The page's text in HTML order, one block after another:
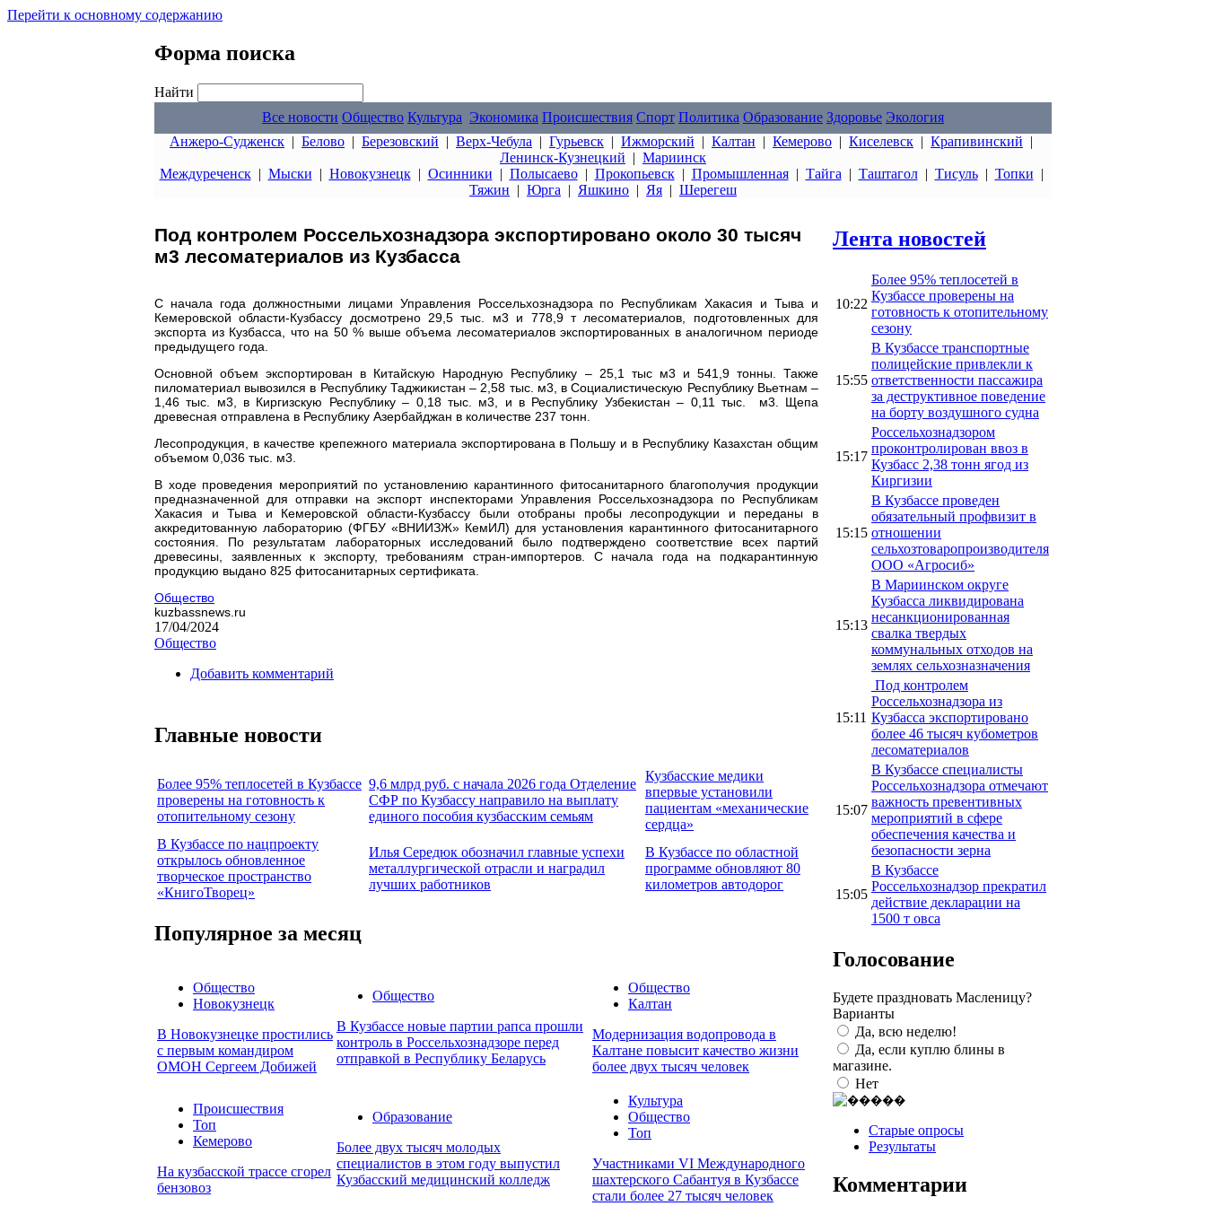
Перейти к основному содержанию
Форма поиска
Найти
Все новости Общество Культура Экономика Происшествия Спорт Политика Образование Здоровье Экология
Анжеро-Судженск | Белово | Березовский | Верх-Чебула | Гурьевск | Ижморский | Калтан | Кемерово | Киселевск | Крапивинский |
Ленинск-Кузнецкий | Мариинск
Междуреченск| Мыски | Новокузнецк| Осинники | Полысаево| Прокопьевск| Промышленная| Тайга | Таштагол| Тисуль| Топки |
Тяжин | Юрга | Яшкино | Яя | Шерегеш
Под контролем Россельхознадзора экспортировано около 30 тысяч
м3 лесоматериалов из Кузбасса
С начала года должностными лицами Управления Россельхознадзора по Республикам Хакасия и Тыва и
Кемеровской области-Кузбассу досмотрено 29,5 тыс. м3 и 778,9 т лесоматериалов, подготовленных для
экспорта из Кузбасса, что на 50 % выше объема лесоматериалов экспортированных в аналогичном периоде
предыдущего года.
Основной объем экспортирован в Китайскую Народную Республику – 25,1 тыс м3 и 541,9 тонны. Также
пиломатериал вывозился в Республику Таджикистан – 2,58 тыс. м3, в Социалистическую Республику Вьетнам –
1,46 тыс. м3, в Киргизскую Республику – 0,18 тыс. м3, и в Республику Узбекистан – 0,11 тыс. м3. Щепа
древесная отправлена в Республику Азербайджан в количестве 237 тонн.
Лесопродукция, в качестве крепежного материала экспортирована в Польшу и в Республику Казахстан общим
объемом 0,036 тыс. м3.
В ходе проведения мероприятий по установлению карантинного фитосанитарного благополучия продукции
предназначенной для отправки на экспорт инспекторами Управления Россельхознадзора по Республикам
Хакасия и Тыва и Кемеровской области-Кузбассу были отобраны пробы лесопродукции и переданы в
аккредитованную лабораторию (ФГБУ «ВНИИЗЖ» КемИЛ) для установления карантинного фитосанитарного
состояния. По результатам лабораторных исследований было подтверждено соответствие всех партий
древесины, заявленных к экспорту, требованиям стран-импортеров. С начала года на подкарантинную
продукцию выдано 825 фитосанитарных сертификата.
Общество
kuzbassnews.ru
17/04/2024
Общество
Добавить комментарий
Главные новости
Более 95% теплосетей в Кузбассе
проверены на готовность к
отопительному сезону
9,6 млрд руб. с начала 2026 года Отделение
СФР по Кузбассу направило на выплату
единого пособия кузбасским семьям
Кузбасские медики
впервые установили
пациентам «механические
сердца»
В Кузбассе по нацпроекту
открылось обновленное
творческое пространство
«КнигоТворец»
Илья Середюк обозначил главные успехи
металлургической отрасли и наградил
лучших работников
В Кузбассе по областной
программе обновляют 80
километров автодорог
Популярное за месяц
Общество
Новокузнецк
В Новокузнецке простились
с первым командиром
ОМОН Сергеем Добижей
Общество
В Кузбассе новые партии рапса прошли
контроль в Россельхознадзоре перед
отправкой в Республику Беларусь
Общество
Калтан
Модернизация водопровода в
Калтане повысит качество жизни
более двух тысяч человек
Происшествия
Топ
Кемерово
На кузбасской трассе сгорел
бензовоз
Образование
Более двух тысяч молодых
специалистов в этом году выпустил
Кузбасский медицинский колледж
Культура
Общество
Топ
Участниками VI Международного
шахтерского Сабантуя в Кузбассе
стали более 27 тысяч человек
Лента новостей
10:22
Более 95% теплосетей в
Кузбассе проверены на
готовность к отопительному
сезону
15:55
В Кузбассе транспортные
полицейские привлекли к
ответственности пассажира
за деструктивное поведение
на борту воздушного судна
15:17
Россельхознадзором
проконтролирован ввоз в
Кузбасс 2,38 тонн ягод из
Киргизии
15:15
В Кузбассе проведен
обязательный профвизит в
отношении
сельхозтоваропроизводителя
ООО «Агросиб»
15:13
В Мариинском округе
Кузбасса ликвидирована
несанкционированная
свалка твердых
коммунальных отходов на
землях сельхозназначения
15:11
Под контролем
Россельхознадзора из
Кузбасса экспортировано
более 46 тысяч кубометров
лесоматериалов
15:07
В Кузбассе специалисты
Россельхознадзора отмечают
важность превентивных
мероприятий в сфере
обеспечения качества и
безопасности зерна
15:05
В Кузбассе
Россельхознадзор прекратил
действие декларации на
1500 т овса
Голосование
Будете праздновать Масленицу?
Варианты
Да, всю неделю!
Да, если куплю блины в
магазине.
Нет
Старые опросы
Результаты
Комментарии